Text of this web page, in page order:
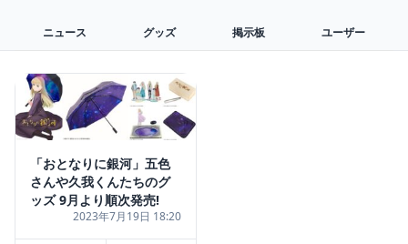
ニュース グッズ 掲示板 ユーザー
「おとなりに銀河」五色
さんや久我くんたちのグ
ッズ 9月より順次発売!
2023年7月19日 18:20